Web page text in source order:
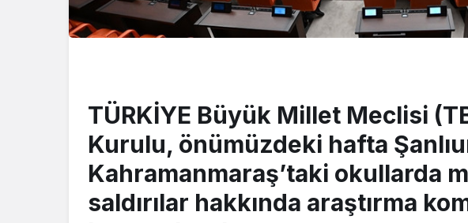
TÜRKİYE Büyük Millet Meclisi
Kurulu, önümüzdeki hafta
Kahramanmaraş’taki okullarda
saldırılar hakkında araştırma